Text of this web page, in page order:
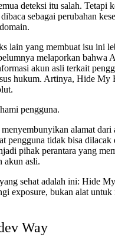
deteksi itu salah. Tetapi
sebagai perubahan
lain yang membuat isu ini
melaporkan bahwa
akun asli terkait
hukum. Artinya, Hide My
pengguna.
alamat dari
pengguna tidak bisa dilacak
pihak perantara yang
akun asli.
sehat adalah ini: Hide
exposure, bukan alat
Way